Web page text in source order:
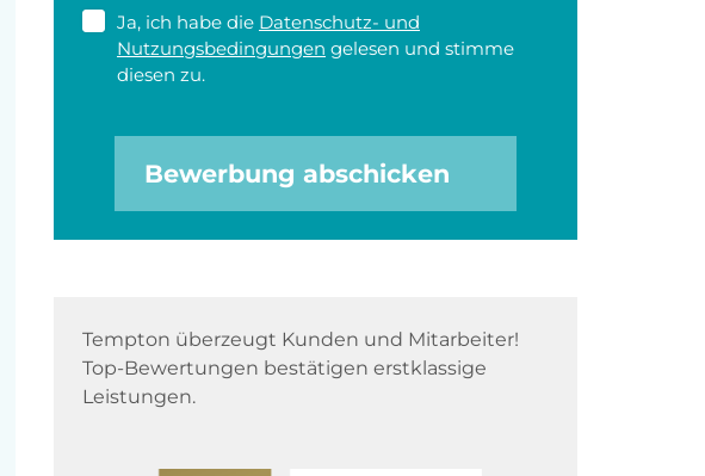
Ja, ich habe die Datenschutz- und
Nutzungsbedingungen gelesen und stimme
diesen zu.
Bewerbung abschicken
Tempton überzeugt Kunden und Mitarbeiter!
Top-Bewertungen bestätigen erstklassige
Leistungen.